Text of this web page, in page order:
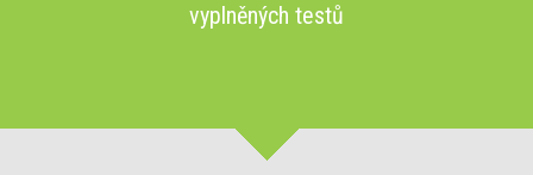
vyplněných testů